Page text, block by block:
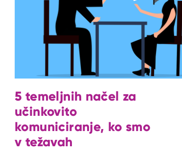
5 temeljnih načel za
učinkovito
komuniciranje, ko smo
v težavah